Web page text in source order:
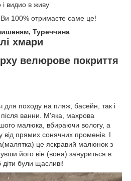
видио в живу
Ви 100% отримаєте саме це!
Туреччина
хмари
велюрове покриття
для походу на пляж, басейн, так і
ванни. М'яка, махрова
малюка, вбираючи вологу, а
від прямих сонячних променів. І
це яскравий малюнок з
його він (вона) зануриться в
були щасливі!